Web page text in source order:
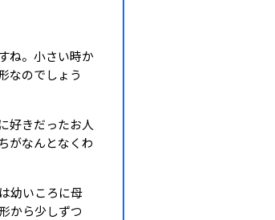
ね。小さい時か
なのでしょう
好きだったお人
がなんとなくわ
幼いころに母
から少しずつ